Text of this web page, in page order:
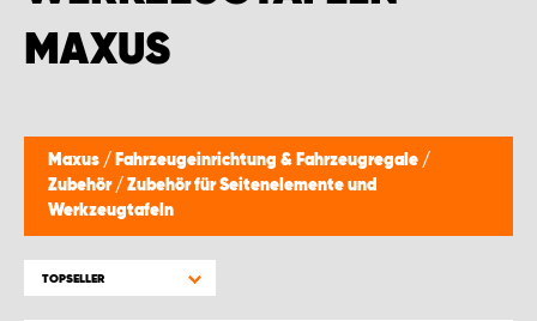
MAXUS
Maxus / Fahrzeugeinrichtung & Fahrzeugregale /
Zubehör / Zubehör für Seitenelemente und
Werkzeugtafeln
TOPSELLER
WORK SYSTEM NAMEN
WORK SYSTEM WORK SYSTEM BRÜGGE